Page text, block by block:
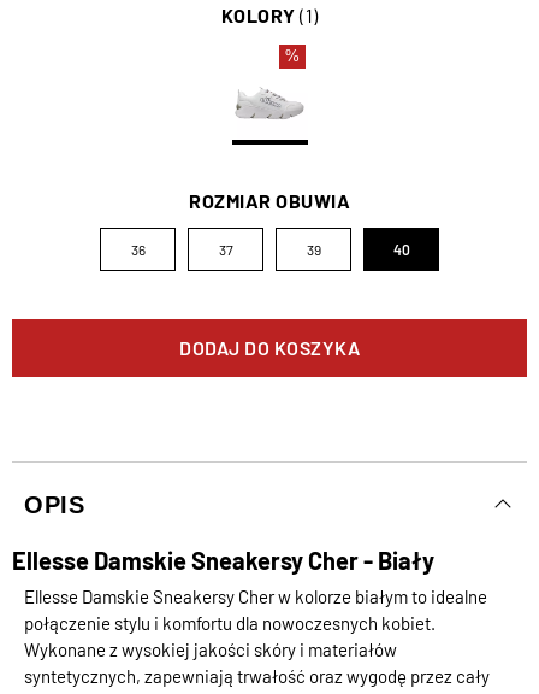
KOLORY (1)
%
ROZMIAR OBUWIA
36 37 39 40
DODAJ DO KOSZYKA
OPIS
Ellesse Damskie Sneakersy Cher - Biały
Ellesse Damskie Sneakersy Cher w kolorze białym to idealne
połączenie stylu i komfortu dla nowoczesnych kobiet.
Wykonane z wysokiej jakości skóry i materiałów
syntetycznych, zapewniają trwałość oraz wygodę przez cały